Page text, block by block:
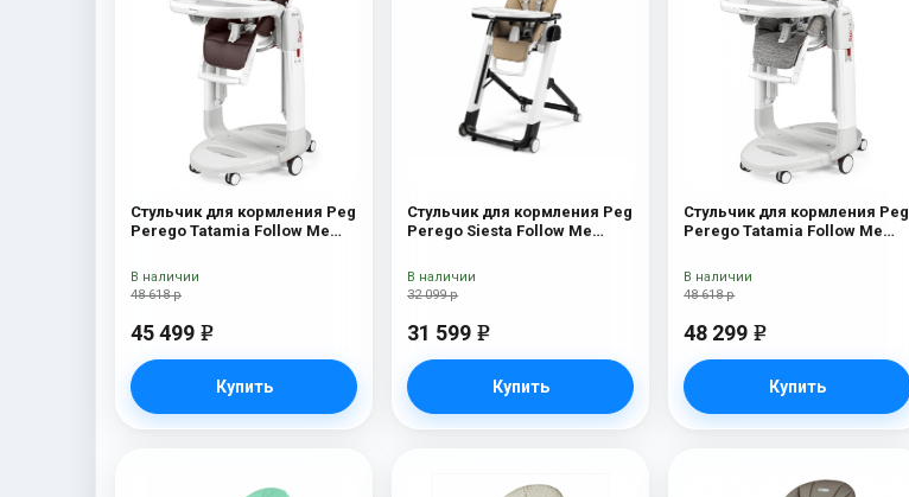
Стульчик для кормления Peg
Perego Tatamia Follow Me
48 618 р
45 499 e
Купить
В наличии
Стульчик для кормления Peg
Perego Siesta Follow Me
32 099 р
31 599 e
Купить
В наличии
Стульчик для кормления Peg
Perego Tatamia Follow Me
48 618 р
48 299 e
Купить
В наличии